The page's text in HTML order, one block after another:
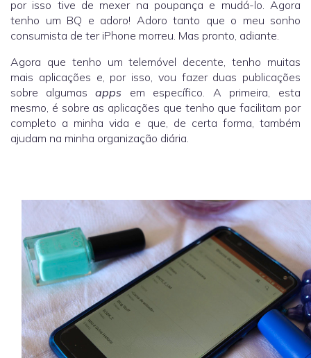
por isso tive de mexer na poupança e mudá-lo. Agora
tenho um BQ e adoro! Adoro tanto que o meu sonho
consumista de ter iPhone morreu. Mas pronto, adiante.
Agora que tenho um telemóvel decente, tenho muitas
mais aplicações e, por isso, vou fazer duas publicações
sobre algumas apps em específico. A primeira, esta
mesmo, é sobre as aplicações que tenho que facilitam por
completo a minha vida e que, de certa forma, também
ajudam na minha organização diária.